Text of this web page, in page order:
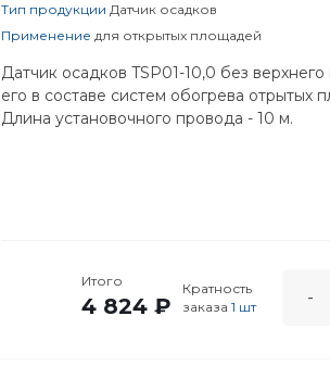
Тип продукции Датчик осадков
Применение для открытых площадей
Датчик осадков TSP01-10,0 без
его в составе систем обогрева отрытых
Длина установочного провода - 10 м.
Итого
4 824 ₽
Кратность
заказа 1 шт -